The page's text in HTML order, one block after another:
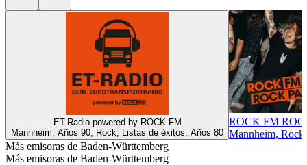
ET-Radio powered by ROCK FM
Mannheim, Años 90, Rock, Listas de éxitos, Años 80
ROCK FM
Mannheim, Rock
Más emisoras de Baden-Württemberg
Más emisoras de Baden-Württemberg